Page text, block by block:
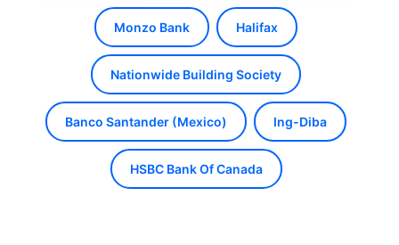
Monzo Bank Halifax
Nationwide Building Society
Banco Santander (Mexico) Ing-Diba
HSBC Bank Of Canada